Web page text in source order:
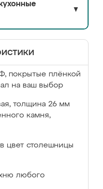
▼
покрытые плёнкой
на ваш выбор
толщина 26 мм
камня,
цвет столешницы
любого